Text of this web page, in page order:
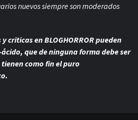
nuevos siempre son moderados
criticas en BLOGHORROR pueden
ácido, que de ninguna forma debe ser
como fin el puro